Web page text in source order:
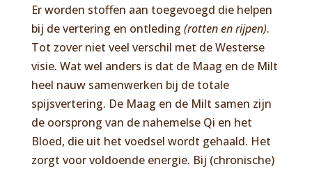
Er worden stoffen aan toegevoegd die helpen
bij de vertering en ontleding (rotten en rijpen).
Tot zover niet veel verschil met de Westerse
visie. Wat wel anders is dat de Maag en de Milt
heel nauw samenwerken bij de totale
spijsvertering. De Maag en de Milt samen zijn
de oorsprong van de nahemelse Qi en het
Bloed, die uit het voedsel wordt gehaald. Het
zorgt voor voldoende energie. Bij (chronische)